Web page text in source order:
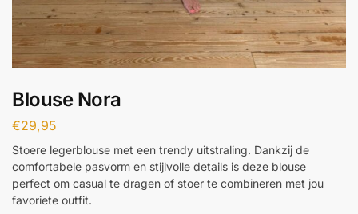
Blouse Nora
€29,95
Stoere legerblouse met een trendy uitstraling. Dankzij de
comfortabele pasvorm en stijlvolle details is deze blouse
perfect om casual te dragen of stoer te combineren met jou
favoriete outfit.